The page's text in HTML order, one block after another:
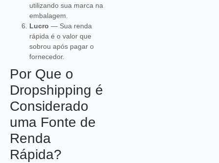
utilizando sua marca na
embalagem.
Lucro — Sua renda
rápida é o valor que
sobrou após pagar o
fornecedor.
Por Que o
Dropshipping é
Considerado
uma Fonte de
Renda
Rápida?